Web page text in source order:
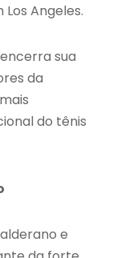
Angeles.
sua
da
do tênis
e